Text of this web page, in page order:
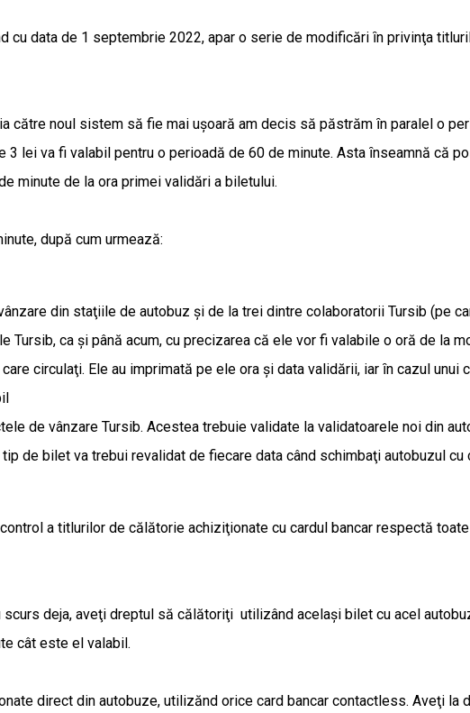
cu data de 1 septembrie 2022, apar o serie de modificări ȋn privinţa
către noul sistem să fie mai uşoară am decis să păstrăm ȋn paralel o
lei va fi valabil pentru o perioadă de 60 de minute. Asta ȋnseamnă că
minute de la ora primei validări a biletului.
după cum urmează:
din staţiile de autobuz şi de la trei dintre colaboratorii Tursib (pe
Tursib, ca şi până acum, cu precizarea că ele vor fi valabile o oră de la
circulaţi. Ele au imprimată pe ele ora şi data validării, iar ȋn cazul
de vânzare Tursib. Acestea trebuie validate la validatoarele noi din
de bilet va trebui revalidat de fiecare data când schimbaţi autobuzul
a titlurilor de călătorie achiziţionate cu cardul bancar respectă
deja, aveţi dreptul să călătoriţi utilizând acelaşi bilet cu acel
cât este el valabil.
direct din autobuze, utilizănd orice card bancar contactless. Aveţi